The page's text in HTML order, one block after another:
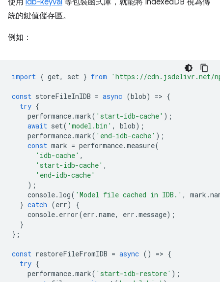
使用 idb-keyval 等包裝函式庫，就能將 IndexedDB 視為傳
統的鍵值儲存區。
例如：
import { get, set } from 'https://cdn.jsdelivr.net/
const storeFileInIDB = async (blob) => {
try {
performance.mark( 'start-idb-cache' );
await set( 'model.bin' , blob);
performance.mark( 'end-idb-cache' );
const mark = performance.measure(
'idb-cache' ,
'start-idb-cache' ,
'end-idb-cache'
);
console. log( 'Model file cached in IDB.' , mark .
} catch (err)
{
console. error(err .name, err .message);
}
};
const restoreFileFromIDB = async () => {
try {
performance.mark( 'start-idb-restore' );